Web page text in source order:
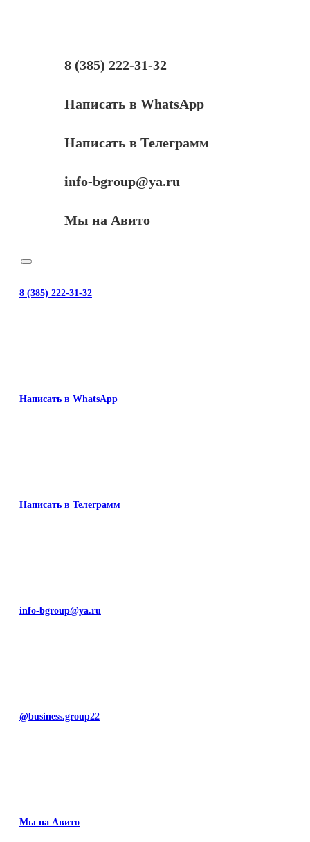
8 (385) 222-31-32
Написать в WhatsApp
Написать в Телеграмм
info-bgroup@ya.ru
Мы на Авито
8 (385) 222-31-32
Написать в WhatsApp
Написать в Телеграмм
info-bgroup@ya.ru
@business.group22
Мы на Авито